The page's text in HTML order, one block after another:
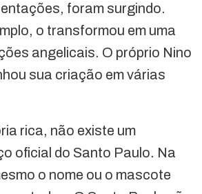
foram surgindo.
o transformou em uma
angelicais. O próprio Nino
sua criação em várias
rica, não existe um
oficial do Santo Paulo. Na
o nome ou o mascote